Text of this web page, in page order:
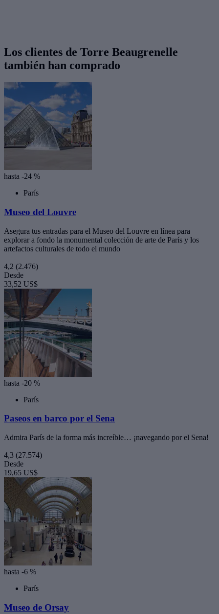
Los clientes de Torre Beaugrenelle
también han comprado
hasta -24 %
París
Museo del Louvre
Asegura tus entradas para el Museo del Louvre en línea para
explorar a fondo la monumental colección de arte de París y los
artefactos culturales de todo el mundo
4,2 (2.476)
Desde
33,52 US$
hasta -20 %
París
Paseos en barco por el Sena
Admira París de la forma más increíble… ¡navegando por el Sena!
4,3 (27.574)
Desde
19,65 US$
hasta -6 %
París
Museo de Orsay